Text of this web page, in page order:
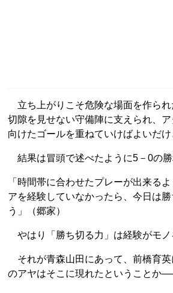
立ち上がりこそ危険な場面を作られ
切隙を見せない守備陣に支えられ、
向けたゴールを重ねていけばよいだけ
結果は冒頭で述べたように5－0の勝
「時間帯に合わせたプレーが出来る
アを経験していなかったら、今日は
う」（郷家）
やはり「勝ち切る力」は経験がモノ
それが青森山田にあって、前橋育英
のアヤはそこに現れたということか